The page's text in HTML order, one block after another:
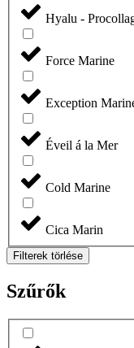
Hyalu -
Force Marine
Exception
Éveil á la Mer
Cold Marine
Cica Marin
Filterek törlése
Szűrők